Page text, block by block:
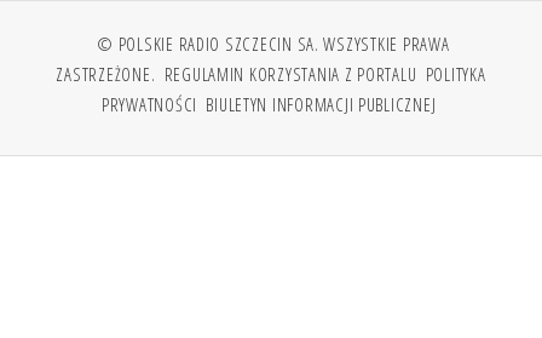
© POLSKIE RADIO SZCZECIN SA. WSZYSTKIE PRAWA
ZASTRZEŻONE. REGULAMIN KORZYSTANIA Z PORTALU POLITYKA
PRYWATNOŚCI BIULETYN INFORMACJI PUBLICZNEJ